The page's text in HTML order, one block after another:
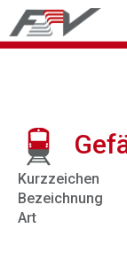
Kurzzeichen
Bezeichnung
Art